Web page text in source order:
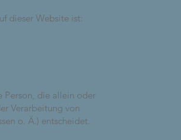
dieser Website ist:
Person, die allein oder
Verarbeitung von
o. Ä.) entscheidet.